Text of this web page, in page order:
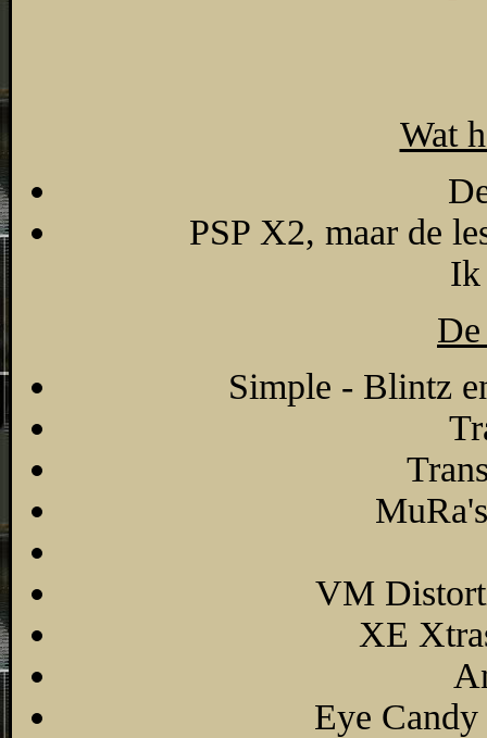
Wat
PSP X2, maar de
Ik
Simple - Blintz
VM
XE
Eye